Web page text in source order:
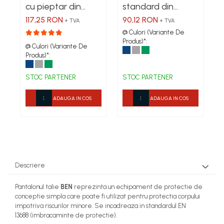
Bocanci
Bocanci outdoor
Bocanci de protecție OB
Bocanci de lucru O2
Bocanci de protecție S1
Bocanci de protecție S1P
Bocanci de protecție S2
Cizme de lucru OB
Cizme de protecție S3
Cizme de protecție S4
Cizme de protecție S5
cu pieptar din
tercot, 235 g/mp
117,25 RON + TVA
@ Culori (Variante De
Produs)*:
STOC PARTENER
ADAUGA IN COS
standard din
tercot, 235 g/mp
90,12 RON + TVA
@ Culori (Variante De
Produs)*:
STOC PARTENER
ADAUGA IN COS
Descriere
Pantalonul talie BEN reprezinta un echipament de protectie de
conceptie simpla care poate fi utilizat pentru protectia corpului
impotriva riscurilor minore. Se incadreaza in standardul EN
13688 (imbracaminte de protectie).